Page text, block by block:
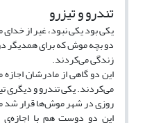
تندرو و تیزرو
یکی بود یکی نبود، غیر از
دو بچه موش که برای همدیگر
زندگی می‌کردند.
این دو گاهی از مادرشان
می‌کردند. یکی تندرو و دیگری
روزی در شهر موش‌ها قرار شد
این دو دوست هم با اجازه‌ی